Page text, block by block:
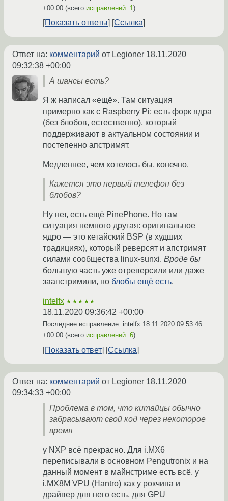
+00:00 (всего исправлений: 1)
Показать ответы Ссылка
Ответ на: комментарий от Legioner 18.11.2020
09:32:38 +00:00
А шансы есть?
Я ж написал «ещё». Там ситуация
примерно как с Raspberry Pi: есть форк ядра
(без блобов, естественно), который
поддерживают в актуальном состоянии и
постепенно апстримят.
Медленнее, чем хотелось бы, конечно.
Кажется это первый телефон без
блобов?
Ну нет, есть ещё PinePhone. Но там
ситуация немного другая: оригинальное
ядро — это кетайский BSP (в худших
традициях), который реверсят и апстримят
силами сообщества linux-sunxi. Вроде бы
большую часть уже отреверсили или даже
заапстримили, но блобы ещё есть.
intelfx ★★★★★
18.11.2020 09:36:42 +00:00
Последнее исправление: intelfx 18.11.2020 09:53:46
+00:00 (всего исправлений: 6)
Показать ответ Ссылка
Ответ на: комментарий от Legioner 18.11.2020
09:34:33 +00:00
Проблема в том, что китайцы обычно
забрасывают свой код через некоторое
время
у NXP всё прекрасно. Для i.MX6
переписывали в основном Pengutronix и на
данный момент в майнстриме есть всё, у
i.MX8M VPU (Hantro) как у рокчипа и
драйвер для него есть, для GPU